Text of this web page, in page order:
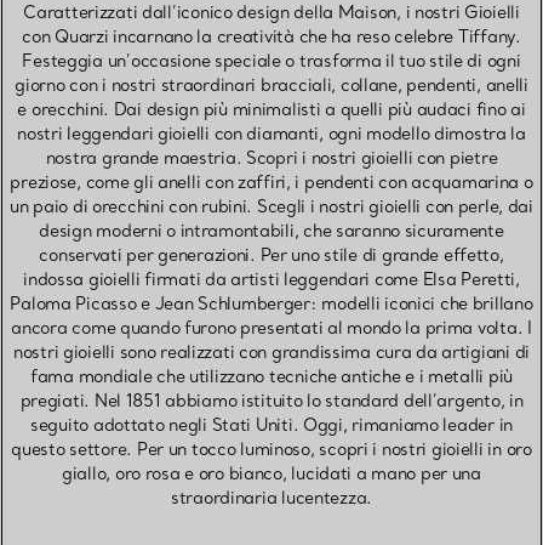
Caratterizzati dall’iconico design della Maison, i nostri Gioielli
con Quarzi incarnano la creatività che ha reso celebre Tiffany.
Festeggia un’occasione speciale o trasforma il tuo stile di ogni
giorno con i nostri straordinari bracciali, collane, pendenti, anelli
e orecchini. Dai design più minimalisti a quelli più audaci fino ai
nostri leggendari gioielli con diamanti, ogni modello dimostra la
nostra grande maestria. Scopri i nostri gioielli con pietre
preziose, come gli anelli con zaffiri, i pendenti con acquamarina o
un paio di orecchini con rubini. Scegli i nostri gioielli con perle, dai
design moderni o intramontabili, che saranno sicuramente
conservati per generazioni. Per uno stile di grande effetto,
indossa gioielli firmati da artisti leggendari come Elsa Peretti,
Paloma Picasso e Jean Schlumberger: modelli iconici che brillano
ancora come quando furono presentati al mondo la prima volta. I
nostri gioielli sono realizzati con grandissima cura da artigiani di
fama mondiale che utilizzano tecniche antiche e i metalli più
pregiati. Nel 1851 abbiamo istituito lo standard dell’argento, in
seguito adottato negli Stati Uniti. Oggi, rimaniamo leader in
questo settore. Per un tocco luminoso, scopri i nostri gioielli in oro
giallo, oro rosa e oro bianco, lucidati a mano per una
straordinaria lucentezza.